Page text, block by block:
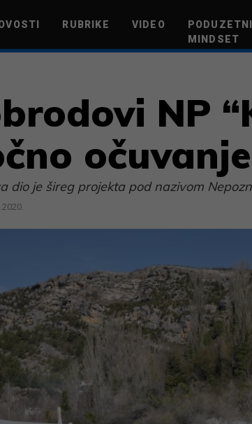
RUBRIKE VIDEO
MINDSET
NP
dio je šireg projekta pod nazivom